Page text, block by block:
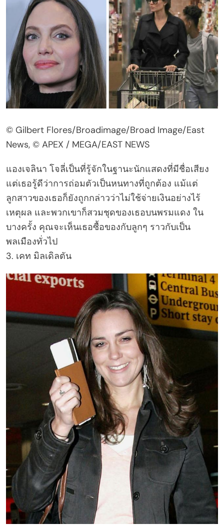
© Gilbert Flores/Broadimage/Broad Image/East
News, © APEX / MEGA/EAST NEWS
แองเจลินา โจลี่เป็นที่รู้จักในฐานะนักแสดงที่มีชื่อเสียง
แต่เธอรู้ดีว่าการถ่อมตัวเป็นหนทางที่ถูกต้อง แม้แต่
ลูกสาวของเธอก็ยังถูกกล่าวว่าไม่ใช้จ่ายเงินอย่างไร้
เหตุผล และพวกเขาก็สวมชุดของเธอบนพรมแดง ใน
บางครั้ง คุณจะเห็นเธอซื้อของกับลูกๆ ราวกับเป็น
พลเมืองทั่วไป
3. เคท มิลเดิลตัน